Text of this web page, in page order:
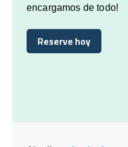
encargamos de todo!
Reserve hoy
Reserve hoy